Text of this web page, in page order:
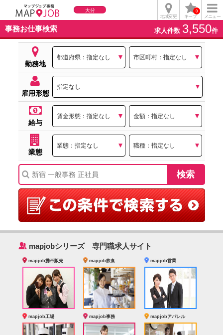
大分
メニュー
キープ
0
地域変更
事務お仕事検索 求人件数 3,550件
勤務地
雇用形態
給与
業態
‰ mapjobシリーズ 専門職求人サイト
mapjob携帯販売 mapjob飲食 mapjob営業
mapjob工場 mapjob事務 mapjobアパレル